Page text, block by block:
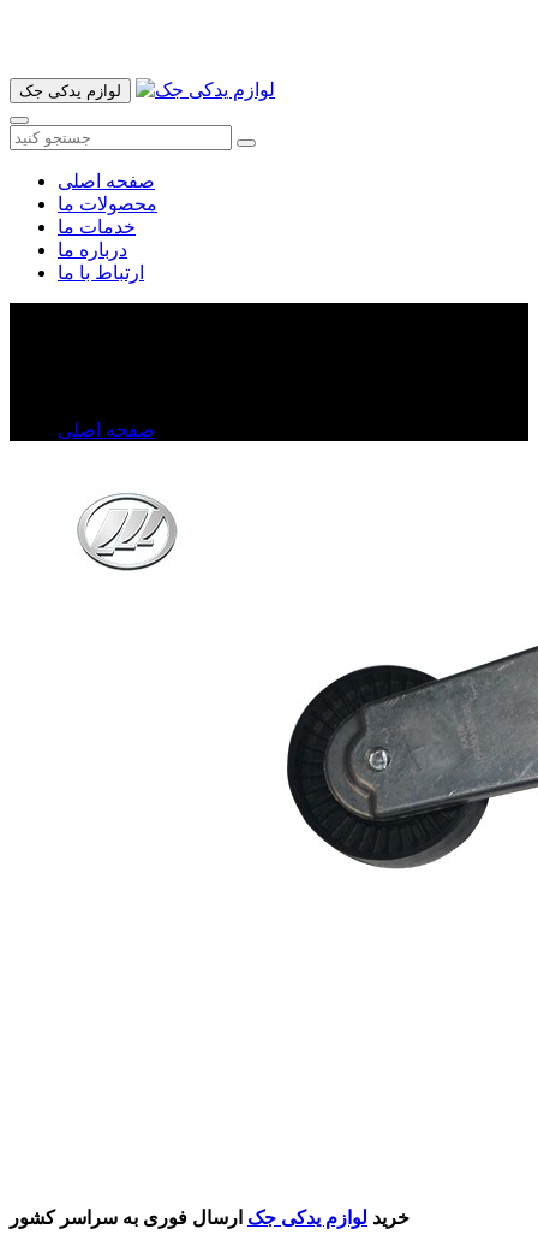
لوازم یدکی جک
صفحه اصلی
محصولات ما
خدمات ما
درباره ما
ارتباط با ما
صفحه اصلی
خرید لوازم یدکی جک ارسال فوری به سراسر کشور